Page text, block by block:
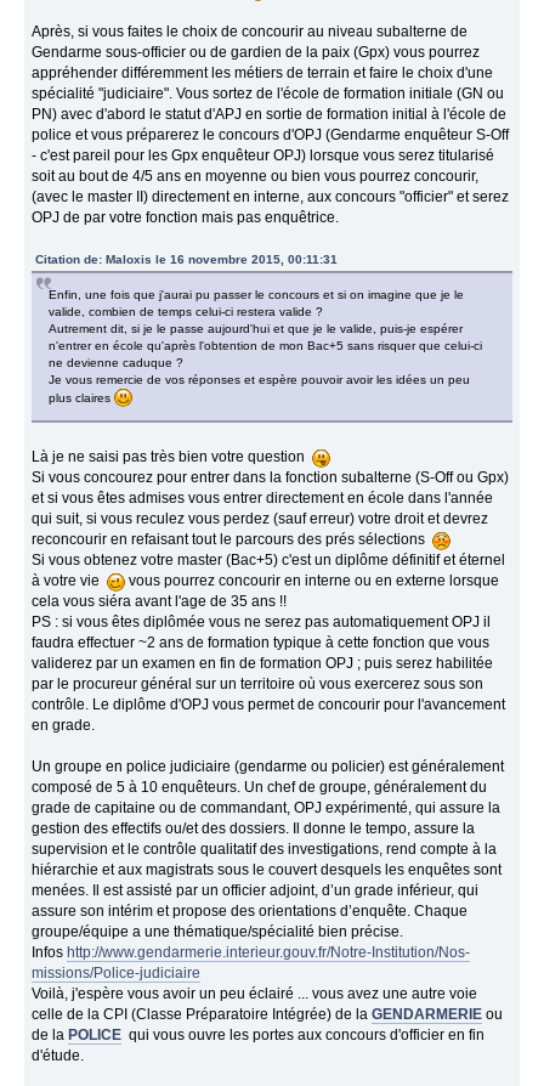
Après, si vous faites le choix de concourir au niveau subalterne de
Gendarme sous-officier ou de gardien de la paix (Gpx) vous pourrez
appréhender différemment les métiers de terrain et faire le choix d'une
spécialité "judiciaire". Vous sortez de l'école de formation initiale (GN ou
PN) avec d'abord le statut d'APJ en sortie de formation initial à l'école de
police et vous préparerez le concours d'OPJ (Gendarme enquêteur S-Off
- c'est pareil pour les Gpx enquêteur OPJ) lorsque vous serez titularisé
soit au bout de 4/5 ans en moyenne ou bien vous pourrez concourir,
(avec le master II) directement en interne, aux concours "officier" et serez
OPJ de par votre fonction mais pas enquêtrice.
Citation de: Maloxis le 16 novembre 2015, 00:11:31
Enfin, une fois que j'aurai pu passer le concours et si on imagine que je le
valide, combien de temps celui-ci restera valide ?
Autrement dit, si je le passe aujourd'hui et que je le valide, puis-je espérer
n'entrer en école qu'après l'obtention de mon Bac+5 sans risquer que celui-ci
ne devienne caduque ?
Je vous remercie de vos réponses et espère pouvoir avoir les idées un peu
plus claires
Là je ne saisi pas très bien votre question
Si vous concourez pour entrer dans la fonction subalterne (S-Off ou Gpx)
et si vous êtes admises vous entrer directement en école dans l'année
qui suit, si vous reculez vous perdez (sauf erreur) votre droit et devrez
reconcourir en refaisant tout le parcours des prés sélections
Si vous obtenez votre master (Bac+5) c'est un diplôme définitif et éternel
à votre vie
vous pourrez concourir en interne ou en externe lorsque
cela vous siéra avant l'age de 35 ans !!
PS : si vous êtes diplômée vous ne serez pas automatiquement OPJ il
faudra effectuer ~2 ans de formation typique à cette fonction que vous
validerez par un examen en fin de formation OPJ ; puis serez habilitée
par le procureur général sur un territoire où vous exercerez sous son
contrôle. Le diplôme d'OPJ vous permet de concourir pour l'avancement
en grade.
Un groupe en police judiciaire (gendarme ou policier) est généralement
composé de 5 à 10 enquêteurs. Un chef de groupe, généralement du
grade de capitaine ou de commandant, OPJ expérimenté, qui assure la
gestion des effectifs ou/et des dossiers. Il donne le tempo, assure la
supervision et le contrôle qualitatif des investigations, rend compte à la
hiérarchie et aux magistrats sous le couvert desquels les enquêtes sont
menées. Il est assisté par un officier adjoint, d’un grade inférieur, qui
assure son intérim et propose des orientations d’enquête. Chaque
groupe/équipe a une thématique/spécialité bien précise.
Infoshttp://www.gendarmerie.interieur.gouv.fr/Notre-Institution/Nos-
missions/Police-judiciaire
Voilà, j'espère vous avoir un peu éclairé ... vous avez une autre voie
celle de la CPI (Classe Préparatoire Intégrée) de laGENDARMERIE ou
de laPOLICE qui vous ouvre les portes aux concours d'officier en fin
d'étude.